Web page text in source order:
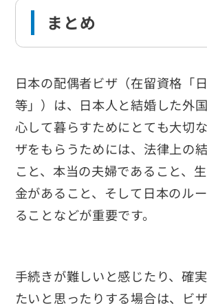
まとめ
日本の配偶者ビザ（在留資格「
等」）は、日本人と結婚した外
心して暮らすためにとても大切
ザをもらうためには、法律上の
こと、本当の夫婦であること、
金があること、そして日本のル
ることなどが重要です。
手続きが難しいと感じたり、確
たいと思ったりする場合は、ビ